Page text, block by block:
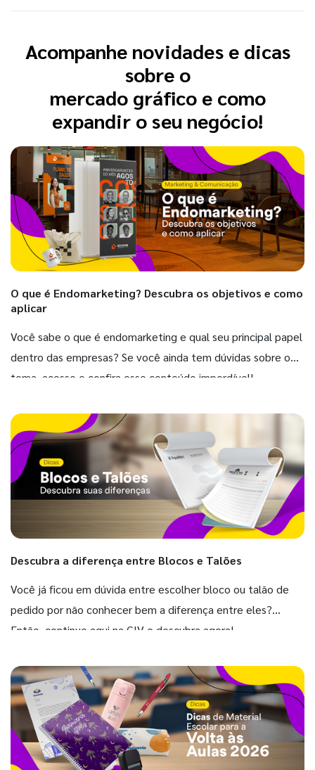
Acompanhe novidades e dicas
sobre o
mercado gráfico e como
expandir o seu negócio!
O que é Endomarketing? Descubra os objetivos e como
aplicar
Você sabe o que é endomarketing e qual seu principal papel
dentro das empresas? Se você ainda tem dúvidas sobre o
tema, acesse e confira esse conteúdo imperdível!
Descubra a diferença entre Blocos e Talões
Você já ficou em dúvida entre escolher bloco ou talão de
pedido por não conhecer bem a diferença entre eles?
Então, continue aqui na GIV e descubra agora!